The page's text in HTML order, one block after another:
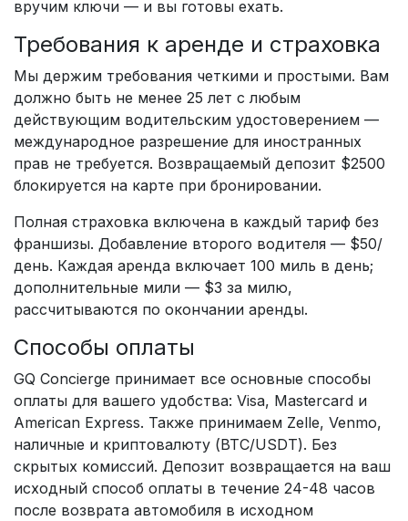
вручим ключи — и вы готовы ехать.
Требования к аренде и страховка
Мы держим требования четкими и простыми. Вам
должно быть не менее 25 лет с любым
действующим водительским удостоверением —
международное разрешение для иностранных
прав не требуется. Возвращаемый депозит $2500
блокируется на карте при бронировании.
Полная страховка включена в каждый тариф без
франшизы. Добавление второго водителя — $50/
день. Каждая аренда включает 100 миль в день;
дополнительные мили — $3 за милю,
рассчитываются по окончании аренды.
Способы оплаты
GQ Concierge принимает все основные способы
оплаты для вашего удобства: Visa, Mastercard и
American Express. Также принимаем Zelle, Venmo,
наличные и криптовалюту (BTC/USDT). Без
скрытых комиссий. Депозит возвращается на ваш
исходный способ оплаты в течение 24-48 часов
после возврата автомобиля в исходном